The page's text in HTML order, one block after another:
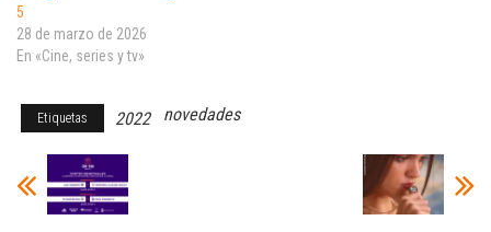
5
28 de marzo de 2026
En «Cine, series y tv»
Etiquetas 2022 novedades